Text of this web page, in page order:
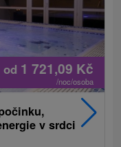
od 1 721,09 Kč
/noc/osoba
v srdci